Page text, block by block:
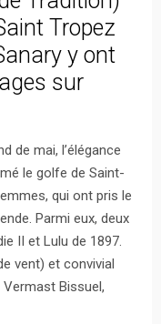
Tropez
y ont
sur
de mai, l’élégance
le golfe de Saint-
qui ont pris le
Parmi eux, deux
II et Lulu de 1897.
vent) et convivial
Bissuel,